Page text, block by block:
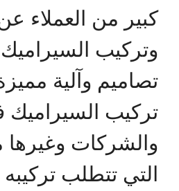
كبير من العملاء
وتركيب
تصاميم وآلية
تركيب السيراميك
والشركات وغيرها
التي تتطلب